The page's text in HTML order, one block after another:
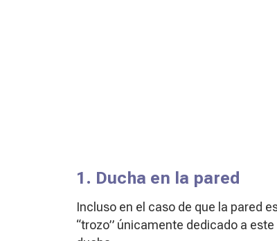
1. Ducha en la pared
Incluso en el caso de que la pared
“trozo” únicamente dedicado a